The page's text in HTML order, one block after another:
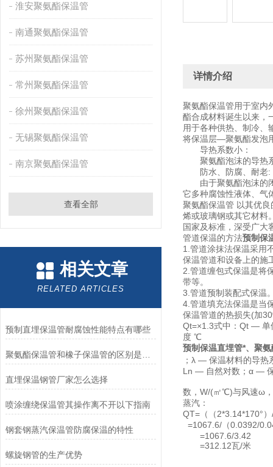
淮安聚氨酯保温管
南通聚氨酯保温管
苏州聚氨酯保温管
常州聚氨酯保温管
徐州聚氨酯保温管
无锡聚氨酯保温管
南京聚氨酯保温管
查看全部
相关文章
RELATED ARTICLES
预制直埋保温管耐腐蚀性能特点有哪些
直埋保温钢管厂家怎么选择
喷涂缠绕保温管其操作离不开以下指南
钢套钢蒸汽保温管防腐保温的特性
螺旋钢管的生产优势
详情介绍
聚氨酯保温管用于室内
酯合成材料诞生以来，
用于各种供热、制冷、
将保温层—聚氨酯发泡
导热系数小：
聚氨酯泡沫的导热系
防水、防腐、耐老:
由于聚氨酯泡沫的闭
它多种腐蚀性液体、气
聚氨酯保温管 以其优
烯或玻璃钢或其它材料
国家及标准，深受广大
管道保温的方法预制保
1.管道涂抹法保温采用
保温管道和设备上的施
2.管道缠包式保温是将
带等。
3.管道预制装配式保温
4.管道填充法保温是当
保温管道的热损失(加
Qt=×1.3式中：Qt — 单
度 ℃
预制保温直埋管*、聚
；λ — 保温材料的导
Ln — 自然对数；α —
数，W/(㎡℃)与风速ω
蒸汽：
QT=（（2*3.14*170°
=1067.6/（0.0392/
=1067.6/3.42
=312.12瓦/米